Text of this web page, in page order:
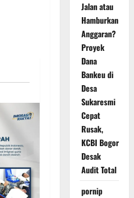
Jalan atau
Hamburkan
Anggaran?
Proyek
Dana
Bankeu di
Desa
Sukaresmi
Cepat
Rusak,
KCBI Bogor
Desak
Audit Total
pornip